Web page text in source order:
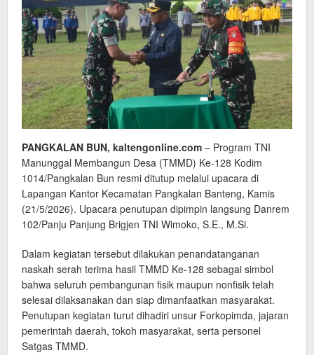
PANGKALAN BUN, kaltengonline.com – Program TNI
Manunggal Membangun Desa (TMMD) Ke-128 Kodim
1014/Pangkalan Bun resmi ditutup melalui upacara di
Lapangan Kantor Kecamatan Pangkalan Banteng, Kamis
(21/5/2026). Upacara penutupan dipimpin langsung Danrem
102/Panju Panjung Brigjen TNI Wimoko, S.E., M.Si.
Dalam kegiatan tersebut dilakukan penandatanganan
naskah serah terima hasil TMMD Ke-128 sebagai simbol
bahwa seluruh pembangunan fisik maupun nonfisik telah
selesai dilaksanakan dan siap dimanfaatkan masyarakat.
Penutupan kegiatan turut dihadiri unsur Forkopimda, jajaran
pemerintah daerah, tokoh masyarakat, serta personel
Satgas TMMD.